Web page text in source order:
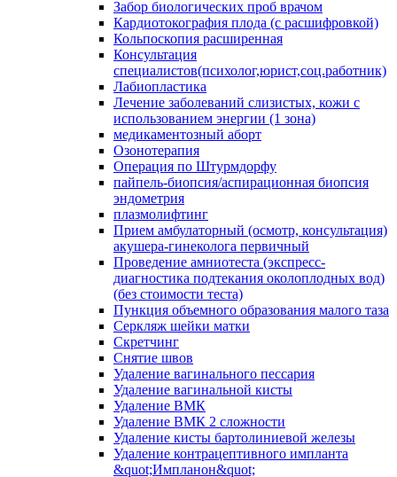
Забор биологических проб врачом
Кардиотокография плода (с расшифровкой)
Кольпоскопия расширенная
Консультация
специалистов(психолог,юрист,соц.работник)
Лабиопластика
Лечение заболеваний слизистых, кожи с
использованием энергии (1 зона)
медикаментозный аборт
Озонотерапия
Операция по Штурмдорфу
пайпель-биопсия/аспирационная биопсия
эндометрия
плазмолифтинг
Прием амбулаторный (осмотр, консультация)
акушера-гинеколога первичный
Проведение амниотеста (экспресс-
диагностика подтекания околоплодных вод)
(без стоимости теста)
Пункция объемного образования малого таза
Серкляж шейки матки
Скретчинг
Снятие швов
Удаление вагинального пессария
Удаление вагинальной кисты
Удаление ВМК
Удаление ВМК 2 сложности
Удаление кисты бартолиниевой железы
Удаление контрацептивного импланта
&quot;Импланон&quot;